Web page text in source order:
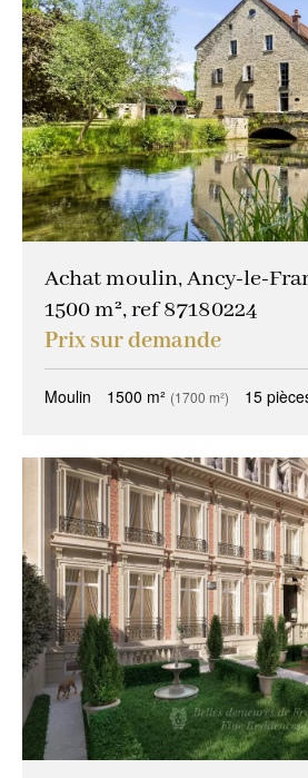
Achat moulin, Ancy-le-
1500 m², ref 87180224
Prix sur demande
Moulin 1500 m² (1700 m²) 15